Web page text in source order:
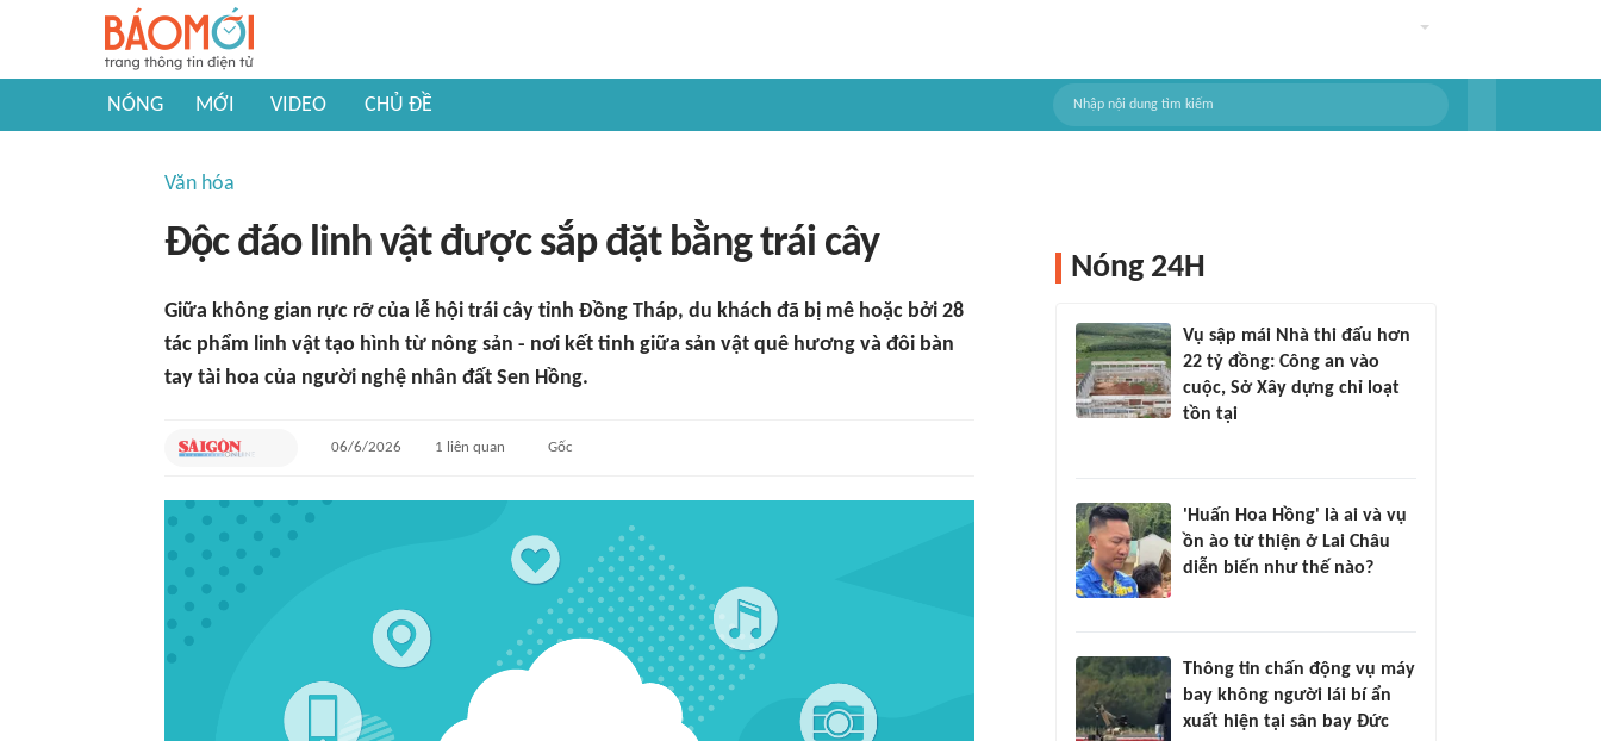
NÓNG MỚI VIDEO CHỦ ĐỀ
Văn hóa
Độc đáo linh vật được sắp đặt bằng trái cây
Giữa không gian rực rỡ của lễ hội trái cây tỉnh Đồng Tháp, du khách đã bị mê hoặc bởi 28
tác phẩm linh vật tạo hình từ nông sản - nơi kết tinh giữa sản vật quê hương và đôi bàn
tay tài hoa của người nghệ nhân đất Sen Hồng.
06/6/2026 1 liên quan Gốc
Nóng 24H
Vụ sập mái Nhà thi đấu hơn
22 tỷ đồng: Công an vào
cuộc, Sở Xây dựng chỉ loạt
tồn tại
'Huấn Hoa Hồng' là ai và vụ
ồn ào từ thiện ở Lai Châu
diễn biến như thế nào?
Thông tin chấn động vụ máy
bay không người lái bí ẩn
xuất hiện tại sân bay Đức